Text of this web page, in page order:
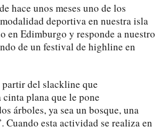
hace unos meses uno de los
deportiva en nuestra isla
en Edimburgo y responde a nuestro
de un festival de highline en
partir del slackline que
cinta plana que le pone
árboles, ya sea un bosque, una
Cuando esta actividad se realiza en